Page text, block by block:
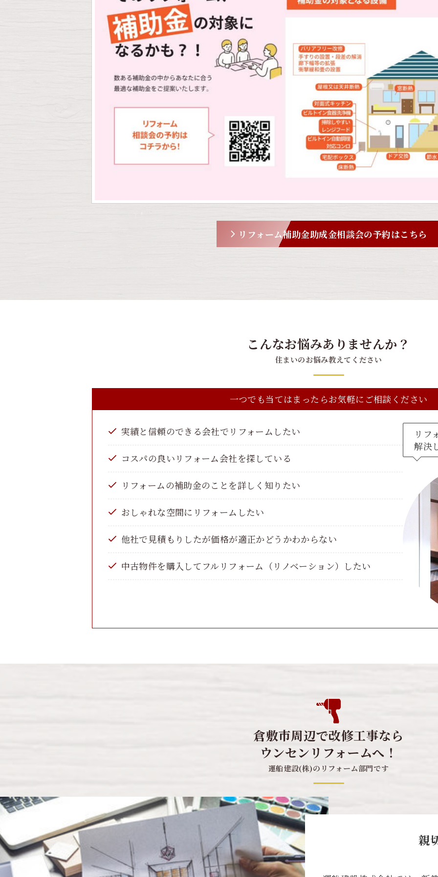
リフォーム補助金助成金相談会の予約はこちら
こんなお悩みありませんか？
住まいのお悩み教えてください
一つでも当てはまったらお気軽にご相談ください
実績と信頼のできる会社でリフォームしたい
コスパの良いリフォーム会社を探している
リフォームの補助金のことを詳しく知りたい
おしゃれな空間にリフォームしたい
他社で見積もりしたが価格が適正かどうかわからない
中古物件を購入してフルリフォーム（リノベーション）したい
リフ
解決
倉敷市周辺で改修工事なら
ウンセンリフォームへ！
運船建設(株)のリフォーム部門です
親